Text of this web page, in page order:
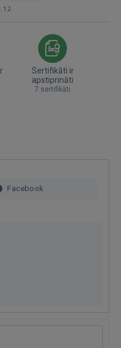
12
Sertifikāti ir
apstiprināti
7 sertifikāti
Facebook